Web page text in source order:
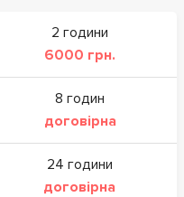
2 години
6000 грн.
8 годин
договірна
24 години
договірна